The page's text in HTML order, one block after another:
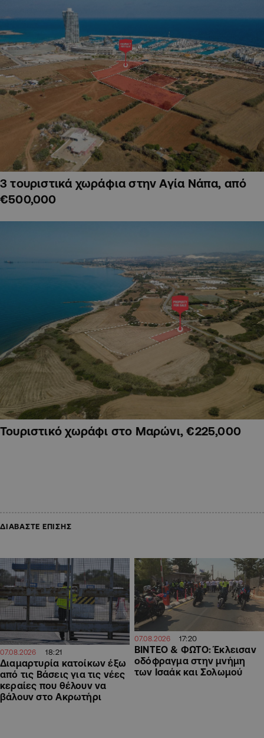
3 τουριστικά χωράφια στην Αγία Νάπα, από
€500,000
Τουριστικό χωράφι στο Μαρώνι, €225,000
ΔΙΑΒΑΣΤΕ ΕΠΙΣΗΣ
07.08.2026 18:21
Διαμαρτυρία κατοίκων έξω
από τις Βάσεις για τις νέες
κεραίες που θέλουν να
βάλουν στο Ακρωτήρι
07.08.2026 17:20
ΒΙΝΤΕΟ & ΦΩΤΟ: Έκλεισαν
οδόφραγμα στην μνήμη
των Ισαάκ και Σολωμού